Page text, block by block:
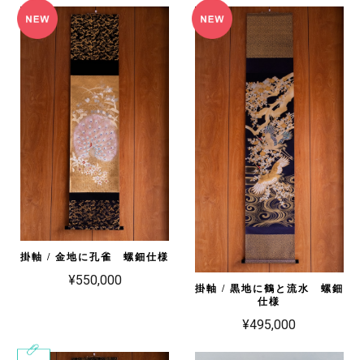
掛軸 / 金地に孔雀 螺鈿仕様
¥550,000
掛軸 / 黒地に鶴と流水 螺鈿
仕様
¥495,000